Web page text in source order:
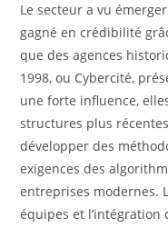
Le secteur a vu
gagné en crédibilité
que des agences
1998, ou Cybercité,
une forte influence,
structures plus
développer des
exigences des
entreprises modernes.
équipes et